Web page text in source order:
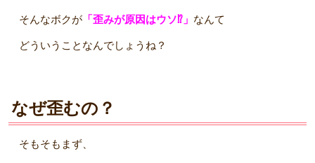
そんなボクが 「歪みが原因はウソ⁉︎」 なんて
どういうことなんでしょうね？
なぜ歪むの？
そもそもまず、